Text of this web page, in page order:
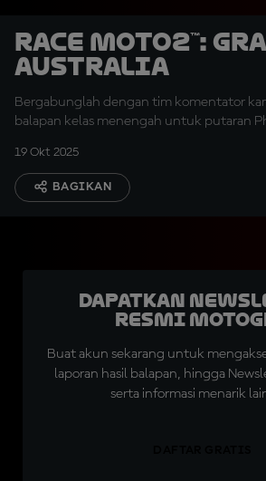
Race Moto2™:
Australia
Bergabunglah dengan tim komentator
balapan kelas menengah untuk putaran
19 Okt 2025
BAGIKAN
Dapatkan
Resmi
Buat akun sekarang untuk
laporan hasil balapan, hingga
serta informasi menarik